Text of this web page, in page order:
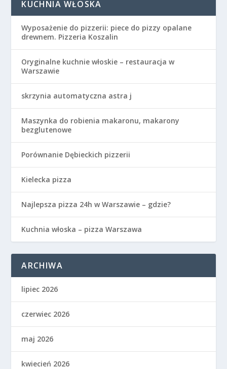
KUCHNIA WŁOSKA
Wyposażenie do pizzerii: piece do pizzy opalane
drewnem. Pizzeria Koszalin
Oryginalne kuchnie włoskie – restauracja w
Warszawie
skrzynia automatyczna astra j
Maszynka do robienia makaronu, makarony
bezglutenowe
Porównanie Dębieckich pizzerii
Kielecka pizza
Najlepsza pizza 24h w Warszawie – gdzie?
Kuchnia włoska – pizza Warszawa
ARCHIWA
lipiec 2026
czerwiec 2026
maj 2026
kwiecień 2026